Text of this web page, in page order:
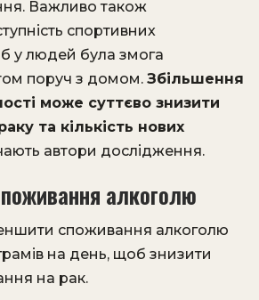
Важливо також
спортивних
у людей була змога
поруч з домом. Збільшення
може суттєво знизити
та кількість нових
автори дослідження.
алкоголю
споживання алкоголю
на день, щоб знизити
на рак.